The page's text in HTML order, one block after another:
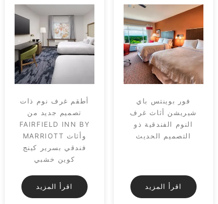
أطقم غرف نوم ذات
تصميم جديد من
FAIRFIELD INN BY
MARRIOTT وأثاث
فندقي بسرير كينج
كوين خشبي
اقرأ المزيد
فور بوينتس باي
شيريشن أثاث غرف
النوم الفندقية ذو
التصميم الحديث
اقرأ المزيد